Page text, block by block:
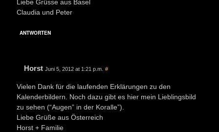
Liebe Grüsse aus Basel
Claudia und Peter
ANTWORTEN
Horst Juni 5, 2012 at 1:21 p.m. #
Vielen Dank für die laufenden Erklärungen zu den
Kalenderbildern. Noch dazu gibt es hier mein Lieblingsbild
zu sehen (“Augen” in der Koralle”).
Liebe Grüße aus Österreich
Horst + Familie